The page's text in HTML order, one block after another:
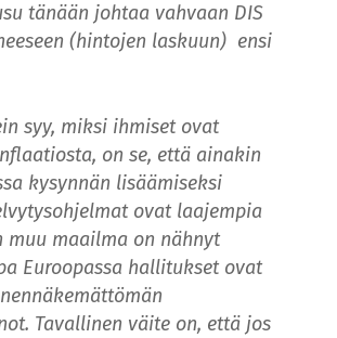
tänään johtaa vahvaan DIS
(hintojen laskuun) ensi
syy, miksi ihmiset ovat
on se, että ainakin
kysynnän lisäämiseksi
ovat laajempia
muu maailma on nähnyt
Euroopassa hallitukset ovat
Tavallinen väite on, että jos